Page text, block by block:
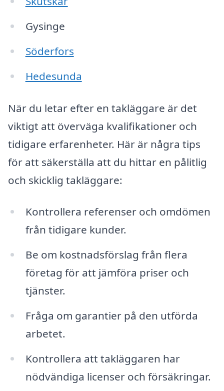
Gysinge
Söderfors
Hedesunda
När du letar efter en takläggare är det
viktigt att överväga kvalifikationer och
tidigare erfarenheter. Här är några tips
för att säkerställa att du hittar en pålitlig
och skicklig takläggare:
Kontrollera referenser och omdömen
från tidigare kunder.
Be om kostnadsförslag från flera
företag för att jämföra priser och
tjänster.
Fråga om garantier på den utförda
arbetet.
Kontrollera att takläggaren har
nödvändiga licenser och försäkringar.